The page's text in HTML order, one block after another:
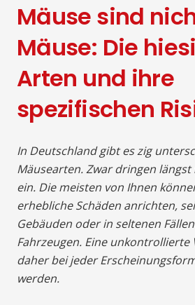
Mäuse sind
Mäuse: Die
Arten und ihre
spezifischen
In Deutschland gibt es zig
Mäusearten. Zwar dringen
ein. Die meisten von Ihnen
erhebliche Schäden anrichten,
Gebäuden oder in seltenen
Fahrzeugen. Eine
daher bei jeder
werden.